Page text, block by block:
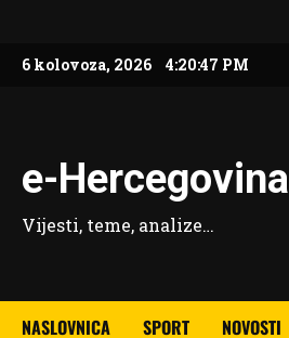
content
6 kolovoza, 2026 4:20:49 PM
e-Hercegovina
Vijesti, teme, analize…
NASLOVNICA SPORT NOVOSTI